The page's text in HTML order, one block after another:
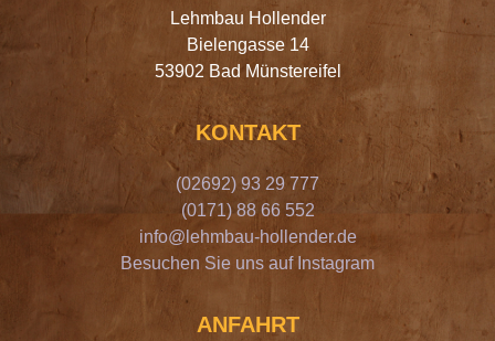
Lehmbau Hollender
Bielengasse 14
53902 Bad Münstereifel
KONTAKT
(02692) 93 29 777
(0171) 88 66 552
info@lehmbau-hollender.de
Besuchen Sie uns auf Instagram
ANFAHRT